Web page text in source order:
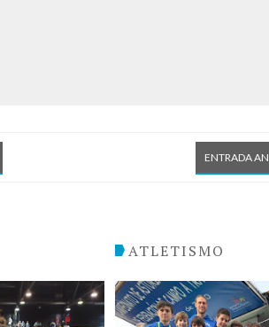
ENTRADA
ATLETISMO